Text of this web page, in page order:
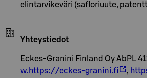
elintarvikeväri (safloriuute,
Yhteystiedot
Eckes-Granini Finland Oy AbPL
w.https://eckes-granini.fi
,